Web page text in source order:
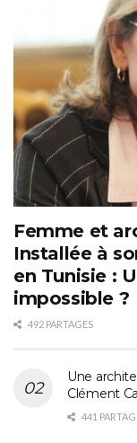
Femme et
Installée à
en Tunisie :
impossible ?
492 PARTAGES
Une
Clément
441